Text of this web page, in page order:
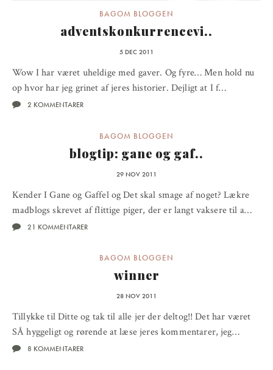
BAGOM BLOGGEN
adventskonkurrencevi..
5 DEC 2011
Wow I har været uheldige med gaver. Og fyre… Men hold nu
op hvor har jeg grinet af jeres historier. Dejligt at I f…
2 KOMMENTARER
BAGOM BLOGGEN
blogtip: gane og gaf..
29 NOV 2011
Kender I Gane og Gaffel og Det skal smage af noget? Lækre
madblogs skrevet af flittige piger, der er langt vaksere til a…
21 KOMMENTARER
BAGOM BLOGGEN
winner
28 NOV 2011
Tillykke til Ditte og tak til alle jer der deltog!! Det har været
SÅ hyggeligt og rørende at læse jeres kommentarer, jeg…
8 KOMMENTARER